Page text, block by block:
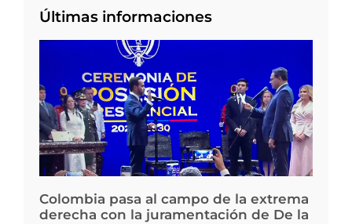
Últimas informaciones
Colombia pasa al campo de la extrema
derecha con la juramentación de De la